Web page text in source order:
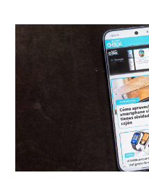
Cada auricular
gramos
, y el
gramos
, lo
y portables.